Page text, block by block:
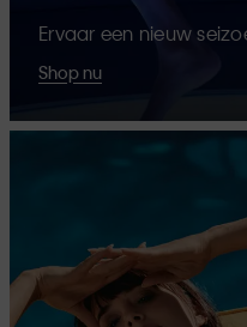
Ervaar een nieuw
Shop nu